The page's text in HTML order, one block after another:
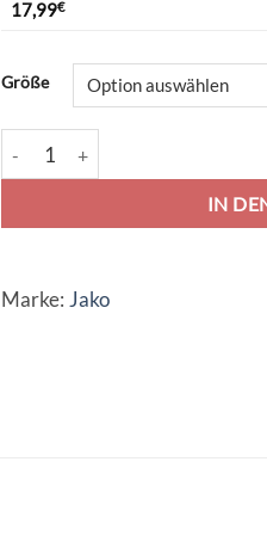
17,99€
Größe
Jako Polo Classic - weiß Menge
IN
Alternative:
Marke: Jako